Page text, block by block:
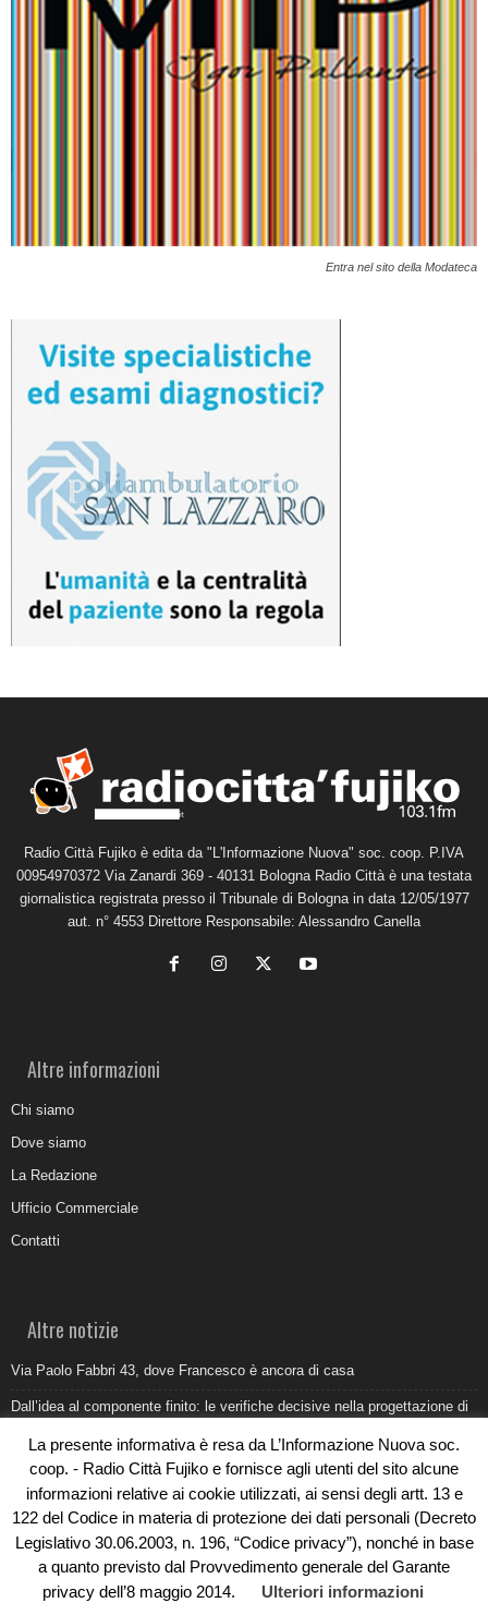
Entra nel sito della Modateca
Radio Città Fujiko è edita da "L'Informazione Nuova" soc. coop. P.IVA
00954970372 Via Zanardi 369 - 40131 Bologna Radio Città è una testata
giornalistica registrata presso il Tribunale di Bologna in data 12/05/1977
aut. n° 4553 Direttore Responsabile: Alessandro Canella
Altre informazioni
Chi siamo
Dove siamo
La Redazione
Ufficio Commerciale
Contatti
Altre notizie
Via Paolo Fabbri 43, dove Francesco è ancora di casa
Dall’idea al componente finito: le verifiche decisive nella progettazione di
Belvedere Marittimo e il report ARPACAL 2026 sulla qualità del mare
Come organizzare e allestire una camera ardente per l’ultimo saluto
Umidità di risalita in casa, come riconoscere i segnali veri
La presente informativa è resa da L’Informazione Nuova soc.
coop. - Radio Città Fujiko e fornisce agli utenti del sito alcune
informazioni relative ai cookie utilizzati, ai sensi degli artt. 13 e
122 del Codice in materia di protezione dei dati personali (Decreto
Legislativo 30.06.2003, n. 196, “Codice privacy”), nonché in base
a quanto previsto dal Provvedimento generale del Garante
privacy dell’8 maggio 2014.
Ulteriori informazioni